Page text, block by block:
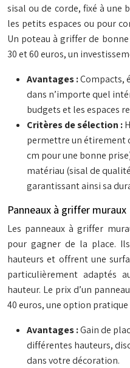
sisal ou de corde, fixé à une
les petits espaces ou pour
Un poteau à griffer de
30 et 60 euros, un
Avantages :Compacts,
dans n’importe quel
budgets et les espaces
Critères de sélection :
permettre un étirement
cm pour une bonne
matériau (sisal de
garantissant ainsi sa
Panneaux à griffer muraux
Les panneaux à griffer
pour gagner de la place.
hauteurs et offrent une
particulièrement adaptés
hauteur. Le prix d’un
40 euros, une option
Avantages :Gain de
différentes hauteurs,
dans votre décoration.